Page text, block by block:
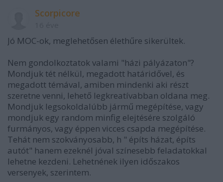
Scorpicore
Jó MOC-ok, meglehetősen élethűre sikerültek.
Nem gondolkoztatok valami "házi pályázaton"?
Mondjuk tét nélkül, megadott határidővel, és
megadott témával, amiben mindenki aki részt
szeretne venni, lehető legkreatívabban oldana meg.
Mondjuk legsokoldalúbb jármű megépítése, vagy
mondjuk egy random minfig elejtésére szolgáló
furmányos, vagy éppen vicces csapda megépítése.
Tehát nem szokványosabb, h " építs házat, építs
autót" hanem ezeknél jóval színesebb feladatokkal
lehetne kezdeni. Lehetnének ilyen időszakos
versenyek, szerintem.